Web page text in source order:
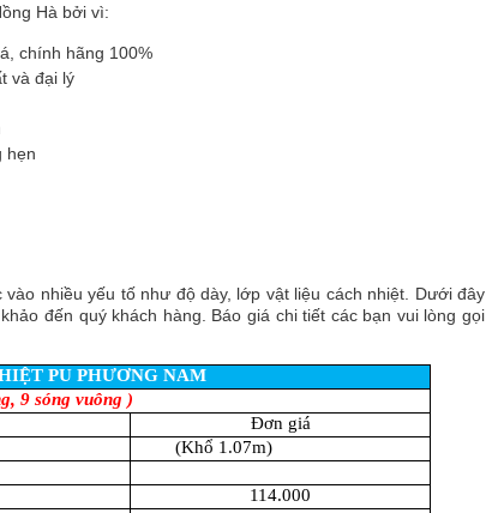
Hà bởi vì:
chính hãng 100%
và đại lý
hẹn
nhiều yếu tố như độ dày, lớp vật liệu cách nhiệt. Dưới đây
đến quý khách hàng. Báo giá chi tiết các bạn vui lòng gọi
PU PHƯƠNG NAM
9 sóng vuông )
Đơn giá
(Khổ 1.07m)
114.000